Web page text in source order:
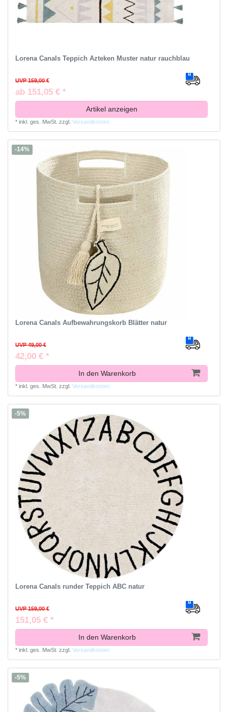
Lorena Canals Teppich Azteken Muster natur rauchblau
UVP 159,00 €
ab 151,05 € *
Artikel anzeigen
* inkl. ges. MwSt. zzgl. Versandkosten
-14%
Lorena Canals Aufbewahrungskorb Blätter natur
UVP 49,00 €
42,00 € *
In den Warenkorb
* inkl. ges. MwSt. zzgl. Versandkosten
-5%
Lorena Canals runder Teppich ABC natur
UVP 159,00 €
151,05 € *
In den Warenkorb
* inkl. ges. MwSt. zzgl. Versandkosten
-5%